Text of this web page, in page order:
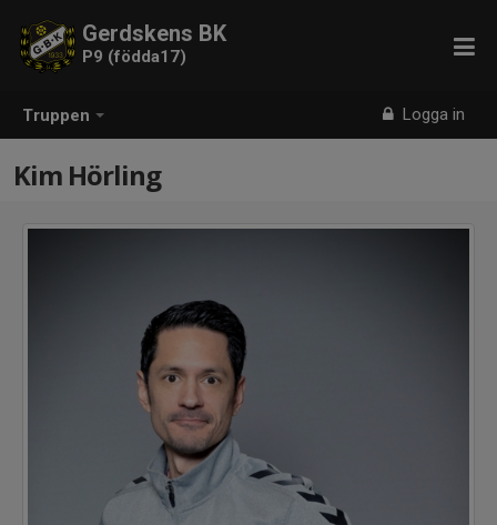
Truppen Logga in
Gerdskens BK
P9 (födda17)
Kim Hörling